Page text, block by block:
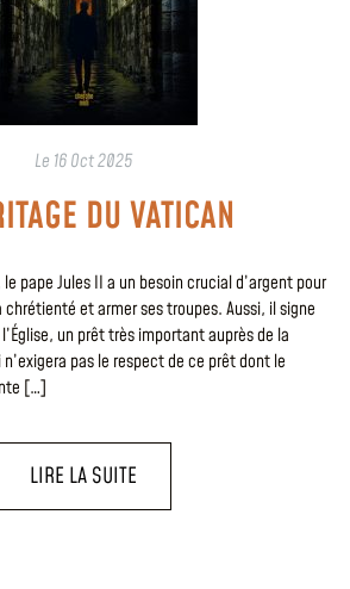
Le 16 Oct 2025
DU VATICAN
pape Jules II a un besoin crucial d’argent pour
et armer ses troupes. Aussi, il signe
un prêt très important auprès de la
pas le respect de ce prêt dont le
[…]
LIRE LA SUITE